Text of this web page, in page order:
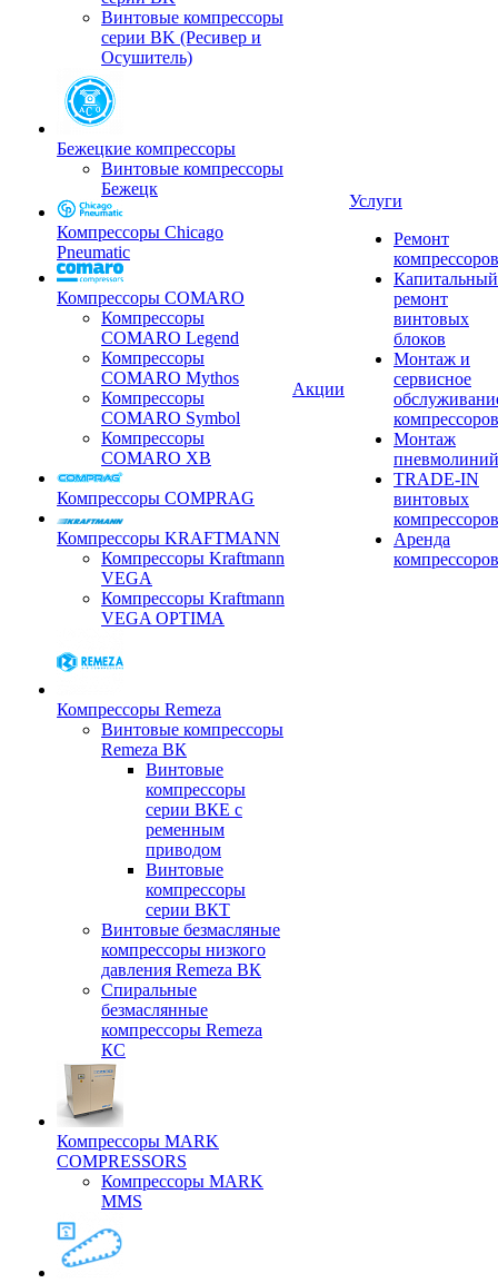
Винтовые компрессоры
серии BK (Ресивер и
Осушитель)
Бежецкие компрессоры
Винтовые компрессоры
Бежецк
Компрессоры Chicago
Pneumatic
Компрессоры COMARO
Компрессоры
COMARO Legend
Компрессоры
COMARO Mythos
Компрессоры
COMARO Symbol
Компрессоры
COMARO XB
Компрессоры COMPRAG
Компрессоры KRAFTMANN
Компрессоры Kraftmann
VEGA
Компрессоры Kraftmann
VEGA OPTIMA
Компрессоры Remeza
Винтовые компрессоры
Remeza ВК
Винтовые
компрессоры
серии ВКЕ с
ременным
приводом
Винтовые
компрессоры
серии ВКТ
Винтовые безмасляные
компрессоры низкого
давления Remeza ВК
Спиральные
безмаслянные
компрессоры Remeza
КС
Компрессоры MARK
COMPRESSORS
Компрессоры MARK
MMS
Акции
Услуги
Ремонт
компрессоров
Капитальный
ремонт
винтовых
блоков
Монтаж и
сервисное
компрессоров
Монтаж
пневмолиний
TRADE-IN
винтовых
компрессоров
Аренда
компрессоров